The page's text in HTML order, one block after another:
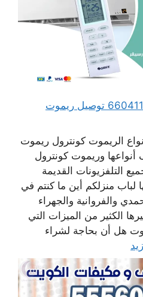
توصيل ريموت للمنزل 66041166 توصيل ريموت
الريموت كونترول ريموت
وريموت كونترول
التلفزيونات القديمة
لباب منزلكم أين ما كنتم في
والفروانية والجهراء
الكثير من الميزات التي
هل أن بحاجة لشراء